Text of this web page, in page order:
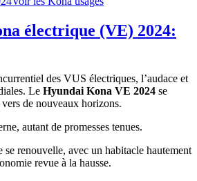
électrique (VE) 2024:
des VUS électriques, l’audace et
Le Hyundai Kona VE 2024 se
de nouveaux horizons.
autant de promesses tenues.
se renouvelle, avec un habitacle hautement
revue à la hausse.